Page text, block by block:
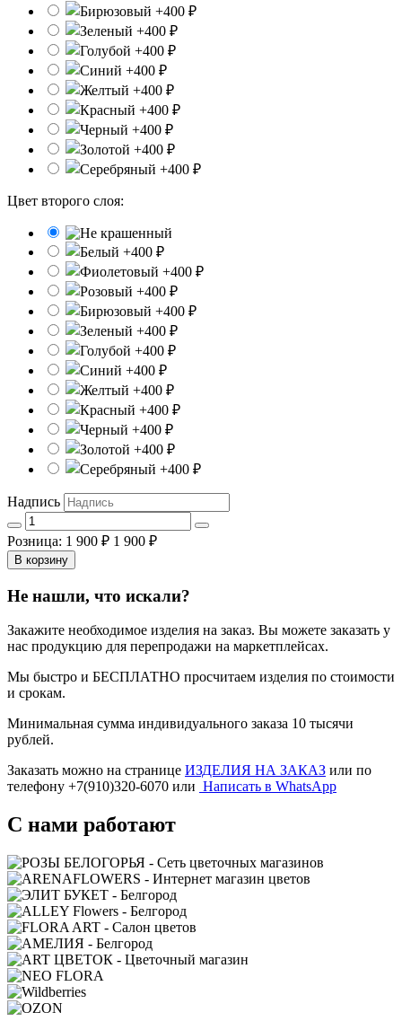
Цвет второго слоя:
Надпись
Розница: 1 900 ₽ 1 900 ₽
В корзину
Не нашли, что искали?
Закажите необходимое изделия на заказ. Вы можете заказать у
нас продукцию для перепродажи на маркетплейсах.
Мы быстро и БЕСПЛАТНО просчитаем изделия по стоимости
и срокам.
Минимальная сумма индивидуального заказа 10 тысячи
рублей.
Заказать можно на странице ИЗДЕЛИЯ НА ЗАКАЗ или по
телефону +7(910)320-6070 или Написать в WhatsApp
С нами работают